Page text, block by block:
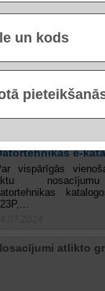
un kods
01.01.2025. ir
grozījumi MK
e-
vispārīgās
atlikto